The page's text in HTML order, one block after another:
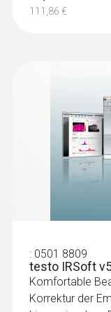
Detektion
in der
111,86 €
: 0501 8809
testo IRSoft
Komfortable
Korrektur der